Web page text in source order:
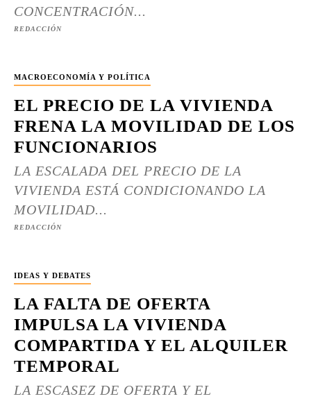
CONCENTRACIÓN...
REDACCIÓN
MACROECONOMÍA Y POLÍTICA
EL PRECIO DE LA VIVIENDA
FRENA LA MOVILIDAD DE LOS
FUNCIONARIOS
LA ESCALADA DEL PRECIO DE LA
VIVIENDA ESTÁ CONDICIONANDO LA
MOVILIDAD...
REDACCIÓN
IDEAS Y DEBATES
LA FALTA DE OFERTA
IMPULSA LA VIVIENDA
COMPARTIDA Y EL ALQUILER
TEMPORAL
LA ESCASEZ DE OFERTA Y EL